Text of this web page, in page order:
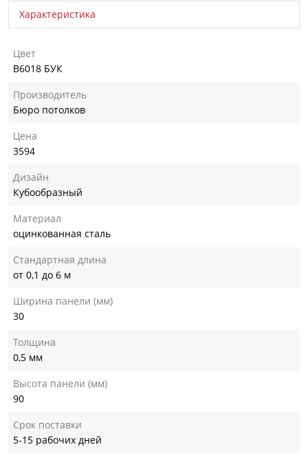
Характеристика
Цвет
B6018 БУК
Производитель
Бюро потолков
Цена
3594
Дизайн
Кубообразный
Материал
оцинкованная сталь
Стандартная длина
от 0,1 до 6 м
Ширина панели (мм)
30
Толщина
0,5 мм
Высота панели (мм)
90
Срок поставки
5-15 рабочих дней